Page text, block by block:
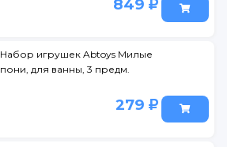
849
Набор игрушек Abtoys Милые
пони, для ванны, 3 предм.
279